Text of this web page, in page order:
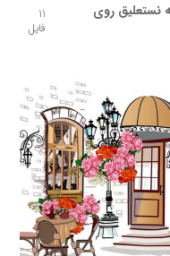
نستعلیق روی
11
فایل